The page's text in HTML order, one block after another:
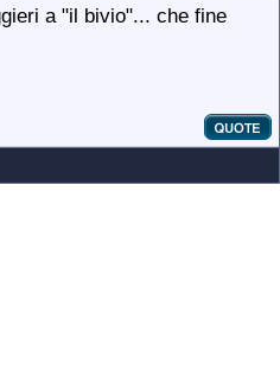
a "il bivio"... che fine